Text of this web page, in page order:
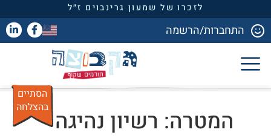
לזכרו של שמעון גרינבוים ז״ל
התחברות/הרשמה
המטרה: רשיון נהיגה
הסתיים
בהצלחה